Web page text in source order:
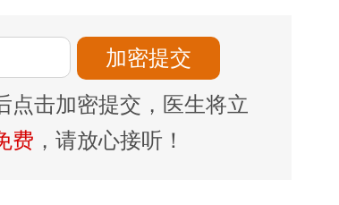
点击加密提交，医生将立
费 ，请放心接听！